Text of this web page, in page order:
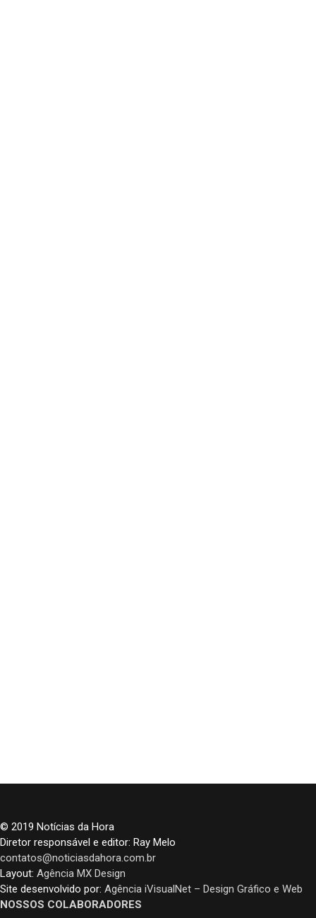
© 2019 Notícias da Hora
Diretor responsável e editor: Ray Melo
contatos@noticiasdahora.com.br
Layout: Agência MX Design
Site desenvolvido por: Agência iVisualNet – Design Gráfico e Web
NOSSOS COLABORADORES